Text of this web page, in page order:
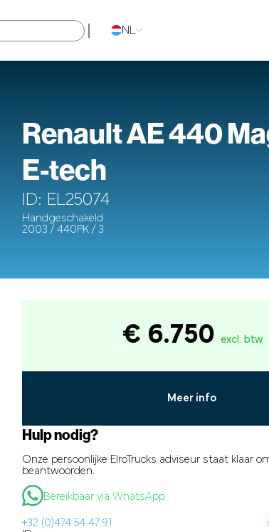
NL
Renault AE 440
E-tech
ID: EL25074
Handgeschakeld
2003 / 440PK / 3
€ 6.750 excl. btw
Meer info
Hulp nodig?
Onze persoonlijke ElroTrucks adviseur staat klaar
beantwoorden.
Bereikbaar via WhatsApp
+32 (0)474 54 47 91